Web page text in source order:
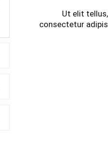
Ut elit
consectetur